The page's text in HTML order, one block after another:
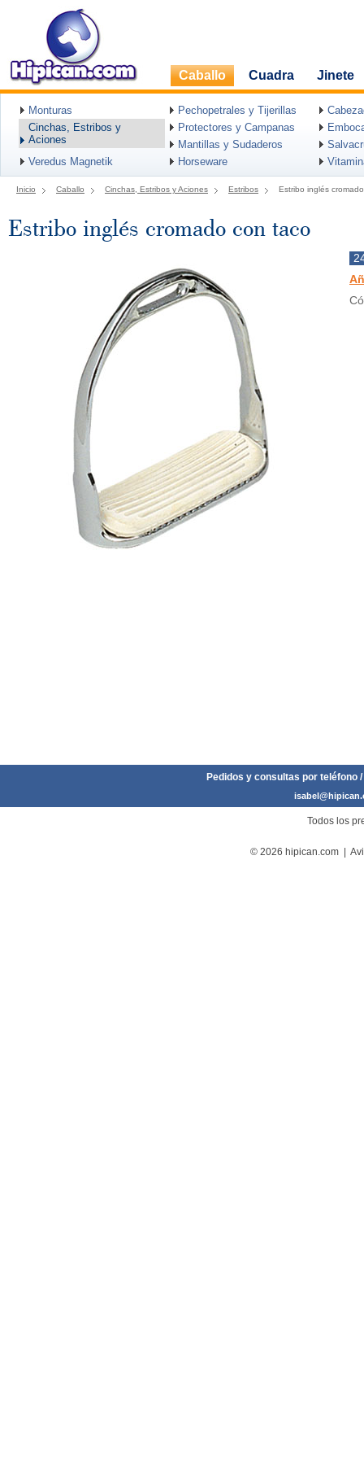
Caballo Cuadra Jinete
Monturas Pechopetrales y Tijerillas
Cinchas, Estribos y
Aciones
Protectores y Campanas
Mantillas y Sudaderos
Veredus Magnetik
Horseware
Inicio Caballo Cinchas, Estribos y Aciones Estribos Estribo inglés
Estribo inglés cromado con taco
Pedidos y consultas por teléfono
Todos los
© 2026 hipican.com |